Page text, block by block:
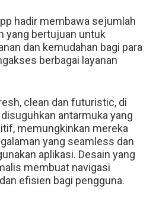
hadir membawa sejumlah
yang bertujuan untuk
dan kemudahan bagi para
berbagai layanan
clean dan futuristic, di
antarmuka yang
memungkinkan mereka
yang seamless dan
aplikasi. Desain yang
membuat navigasi
efisien bagi pengguna.